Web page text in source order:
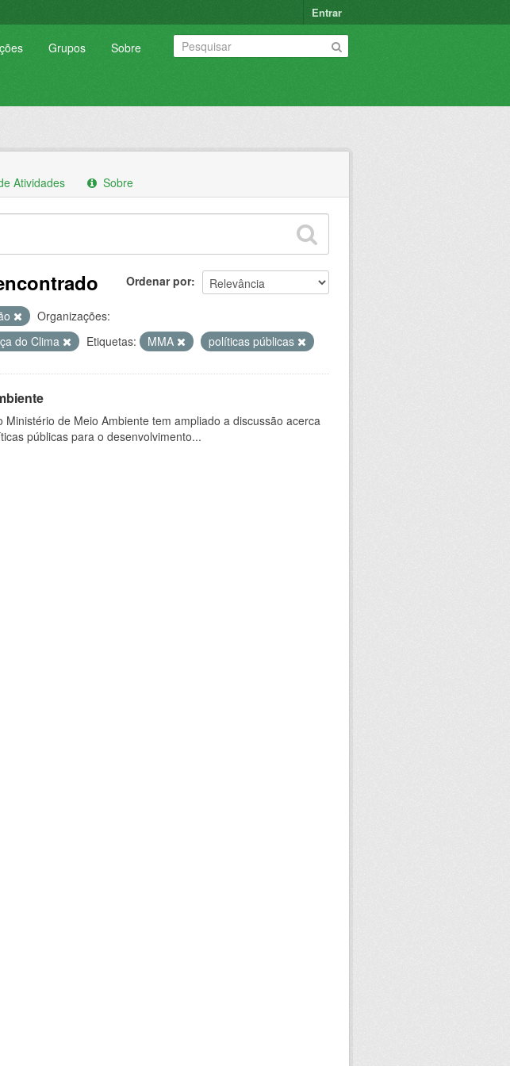
Entrar
Grupos Sobre
Atividades Sobre
Ordenar por
Organizações:
do Clima
Etiquetas: MMA políticas públicas
de Meio Ambiente tem ampliado a discussão acerca
públicas para o desenvolvimento...